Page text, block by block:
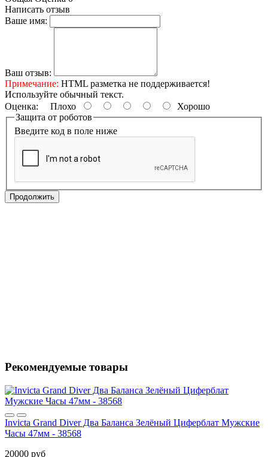
Написать отзыв
Ваше имя:
Ваш отзыв:
Примечание: HTML разметка не поддерживается!
Используйте обычный текст.
Оценка: Плохо
Хорошо
Защита от роботов
Введите код в поле ниже
Продолжить
Рекомендуемые товары
Invicta Grand Diver Два Баланса Зелёный Циферблат Мужские
Часы 47мм - 38568
20000 руб